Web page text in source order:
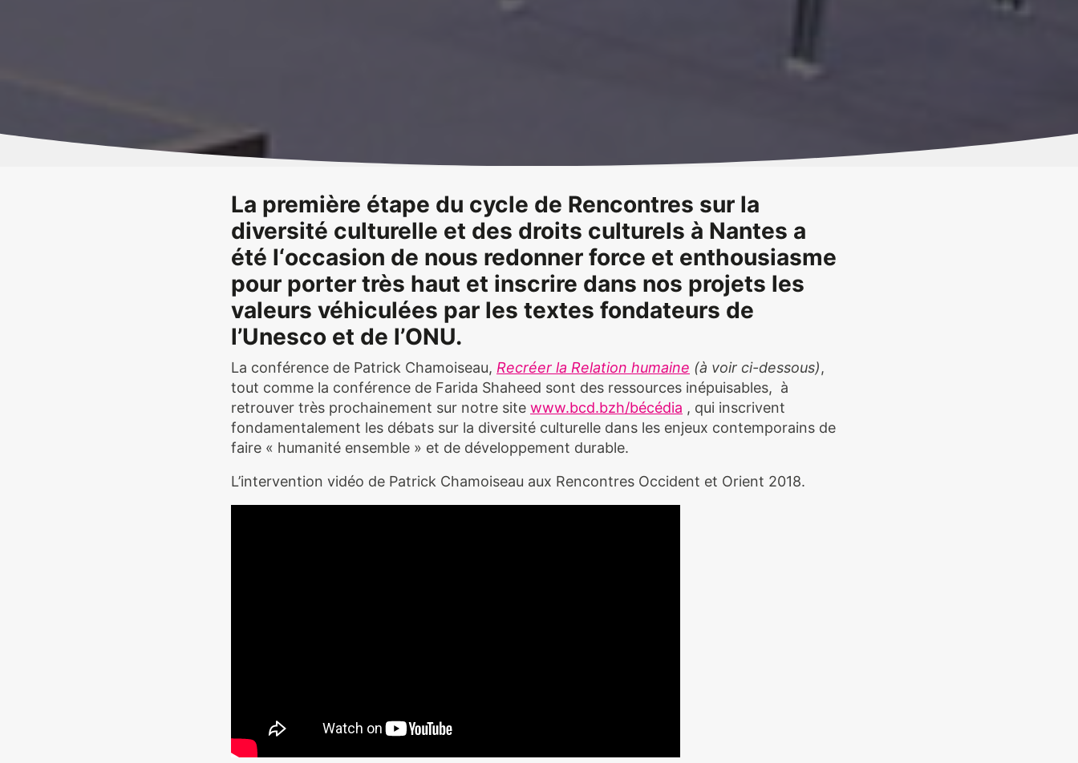
La première étape du cycle de Rencontres sur la
diversité culturelle et des droits culturels à Nantes a
été l‘occasion de nous redonner force et enthousiasme
pour porter très haut et inscrire dans nos projets les
valeurs véhiculées par les textes fondateurs de
l’Unesco et de l’ONU.
La conférence de Patrick Chamoiseau, Recréer la Relation humaine (à voir ci-dessous),
tout comme la conférence de Farida Shaheed sont des ressources inépuisables, à
retrouver très prochainement sur notre site www.bcd.bzh/bécédia , qui inscrivent
fondamentalement les débats sur la diversité culturelle dans les enjeux contemporains de
faire « humanité ensemble » et de développement durable.
L’intervention vidéo de Patrick Chamoiseau aux Rencontres Occident et Orient 2018.